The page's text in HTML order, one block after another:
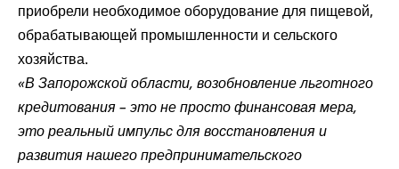
приобрели необходимое оборудование для пищевой,
обрабатывающей промышленности и сельского
хозяйства.
«В Запорожской области, возобновление льготного
кредитования – это не просто финансовая мера,
это реальный импульс для восстановления и
развития нашего предпринимательского